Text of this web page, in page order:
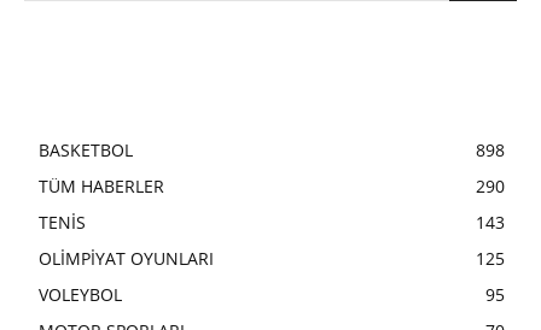
BASKETBOL
898
TÜM HABERLER
290
TENİS
143
OLİMPİYAT OYUNLARI
125
VOLEYBOL
95